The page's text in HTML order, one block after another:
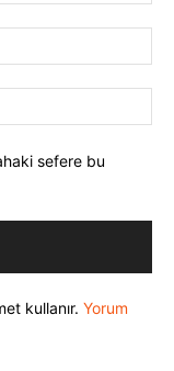
sefere bu
kullanır. Yorum